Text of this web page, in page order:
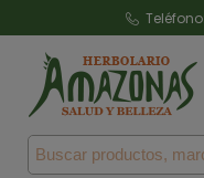
Teléfono: